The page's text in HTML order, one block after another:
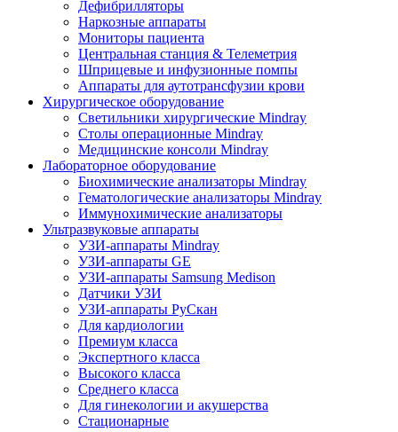
Дефибрилляторы
Наркозные аппараты
Мониторы пациента
Центральная станция & Телеметрия
Шприцевые и инфузионные помпы
Аппараты для аутотрансфузии крови
Хирургическое оборудование
Светильники хирургические Mindray
Столы операционные Mindray
Медицинские консоли Mindray
Лабораторное оборудование
Биохимические анализаторы Mindray
Гематологические анализаторы Mindray
Иммунохимические анализаторы
Ультразвуковые аппараты
УЗИ-аппараты Mindray
УЗИ-аппараты GE
УЗИ-аппараты Samsung Medison
Датчики УЗИ
УЗИ-аппараты РуСкан
Для кардиологии
Премиум класса
Экспертного класса
Высокого класса
Среднего класса
Для гинекологии и акушерства
Стационарные